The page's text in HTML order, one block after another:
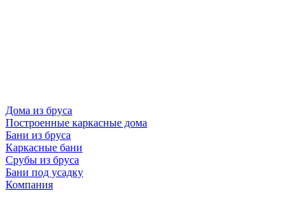
Дома из бруса
Построенные каркасные дома
Бани из бруса
Каркасные бани
Срубы из бруса
Бани под усадку
Компания